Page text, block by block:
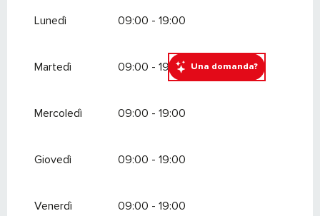
Una domanda?
Lunedì
09:00 - 19:00
Martedì 09:00 - 19:00
Mercoledì 09:00 - 19:00
Giovedì 09:00 - 19:00
Venerdì 09:00 - 19:00